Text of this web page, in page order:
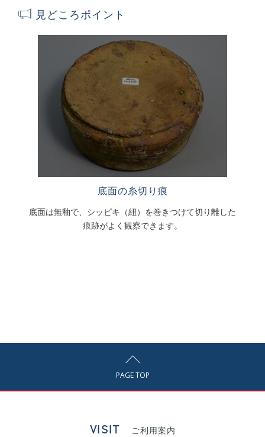
見どころポイント
底面の糸切り痕
底面は無釉で、シッピキ（紐）を巻きつけて切り離した
痕跡がよく観察できます。
PAGE TOP
VISIT ご利用案内